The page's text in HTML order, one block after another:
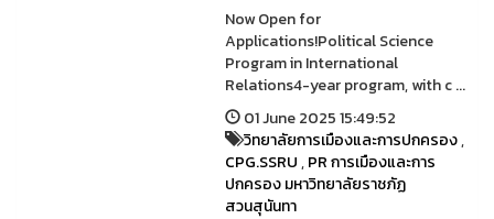
Now Open for
Applications!Political Science
Program in International
Relations4-year program, with c ...
01 June 2025 15:49:52
วิทยาลัยการเมืองและการปกครอง,
CPG.SSRU,PR การเมืองและการ
ปกครอง มหาวิทยาลัยราชภัฏ
สวนสุนันทา